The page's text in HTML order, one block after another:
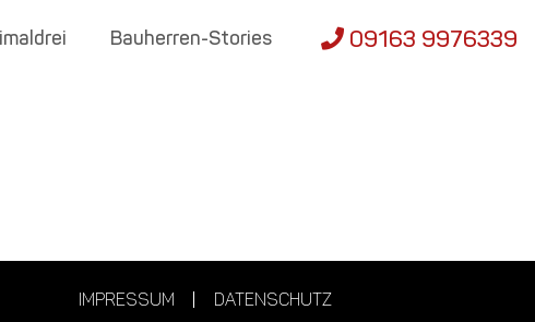
Bauherren-Stories 09163 9976339
IMPRESSUM DATENSCHUTZ